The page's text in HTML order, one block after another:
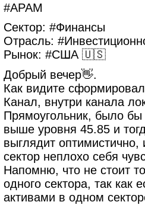
#APAM
Сектор: #Финансы
Отрасль:
Рынок: #США 🇺🇸
Добрый вечер👋.
Как видите
Канал, внутри канала
Прямоугольник, было бы
выше уровня 45.85 и
выглядит
сектор неплохо себя
Напомню, что не стоит
одного сектора, так как
активами в одном